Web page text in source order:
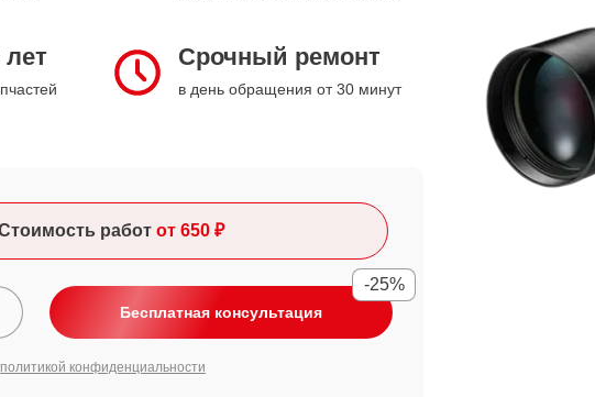
лет Срочный ремонт
в день обращения от 30 минут
работ от 650 ₽
Бесплатная консультация
-25%
политикой конфиденциальности